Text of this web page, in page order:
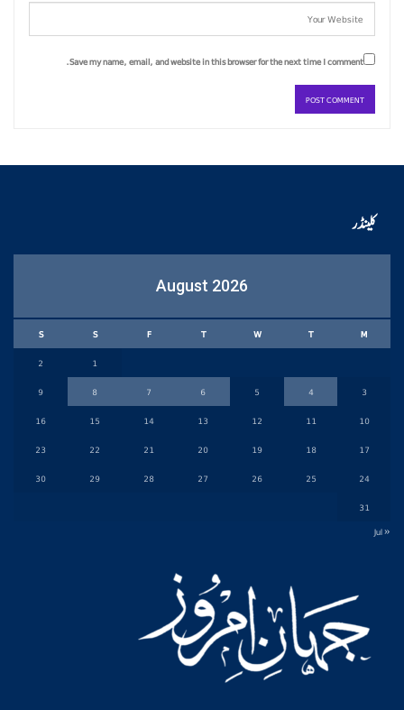
Save my name, email, and website in this browser for the next time I comment.
کلینڈر
August 2026
M
T
W
T
F
S
S
1
2
3
4
5
6
7
8
9
10
11
12
13
14
15
16
17
18
19
20
21
22
23
24
25
26
27
28
29
30
31
« Jul